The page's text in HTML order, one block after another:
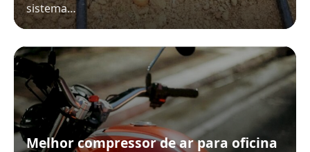
sistema…
Melhor compressor de ar para oficina